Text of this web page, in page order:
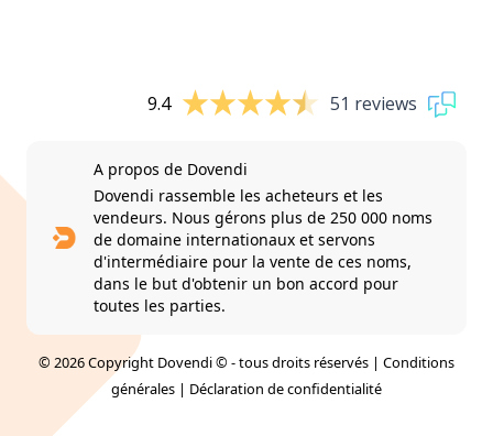
9.4 51 reviews
A propos de Dovendi
Dovendi rassemble les acheteurs et les
vendeurs. Nous gérons plus de 250 000 noms
de domaine internationaux et servons
d'intermédiaire pour la vente de ces noms,
dans le but d'obtenir un bon accord pour
toutes les parties.
© 2026 Copyright Dovendi © - tous droits réservés | Conditions
générales | Déclaration de confidentialité